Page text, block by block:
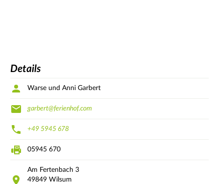
Details
Warse und Anni Garbert
garbert@ferienhof.com
+49 5945 678
05945 670
Am Fertenbach 3
49849 Wilsum